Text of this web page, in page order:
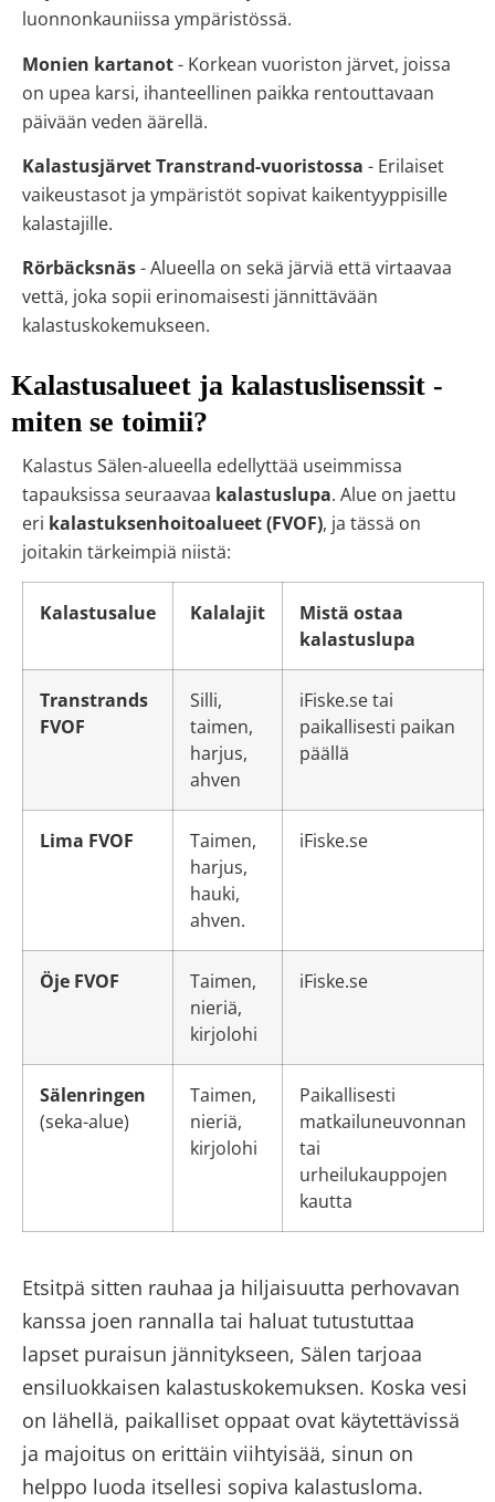
luonnonkauniissa ympäristössä.
Monien kartanot- Korkean vuoriston järvet, joissa
on upea karsi, ihanteellinen paikka rentouttavaan
päivään veden äärellä.
Kalastusjärvet Transtrand-vuoristossa - Erilaiset
vaikeustasot ja ympäristöt sopivat kaikentyyppisille
kalastajille.
Rörbäcksnäs- Alueella on sekä järviä että virtaavaa
vettä, joka sopii erinomaisesti jännittävään
kalastuskokemukseen.
Kalastusalueet ja kalastuslisenssit -
miten se toimii?
Kalastus Sälen-alueella edellyttää useimmissa
tapauksissa seuraavaa kalastuslupa. Alue on jaettu
eri kalastuksenhoitoalueet (FVOF), ja tässä on
joitakin tärkeimpiä niistä:
Kalastusalue Kalalajit
Mistä ostaa
kalastuslupa
Transtrands
FVOF
Silli,
taimen,
harjus,
ahven
iFiske.setai
paikallisesti paikan
päällä
Lima FVOF
Taimen,
harjus,
hauki,
ahven.
iFiske.se
Öje FVOF
Taimen,
nieriä,
kirjolohi
iFiske.se
Sälenringen
(seka-alue)
Taimen,
nieriä,
kirjolohi
Paikallisesti
matkailuneuvonnan
tai
urheilukauppojen
kautta
Etsitpä sitten rauhaa ja hiljaisuutta perhovavan
kanssa joen rannalla tai haluat tutustuttaa
lapset puraisun jännitykseen, Sälen tarjoaa
ensiluokkaisen kalastuskokemuksen. Koska vesi
on lähellä, paikalliset oppaat ovat käytettävissä
ja majoitus on erittäin viihtyisää, sinun on
helppo luoda itsellesi sopiva kalastusloma.